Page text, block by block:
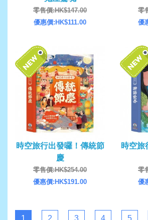
零售價:HK$147.00
優惠價:HK$111.00
零
優
時空旅行出發囉！傳統節
慶
零售價:HK$254.00
優惠價:HK$191.00
時空旅
零
優
1 2 3 4 5